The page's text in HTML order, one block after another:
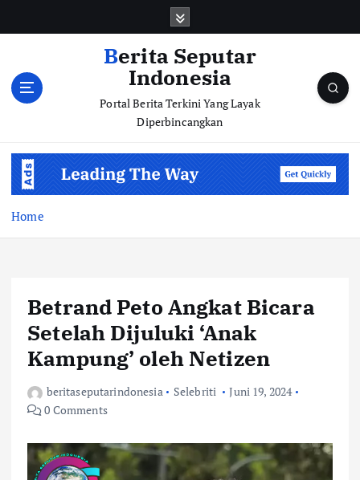
Berita Seputar
Indonesia
Portal Berita Terkini Yang Layak
Diperbincangkan
Home
Betrand Peto Angkat Bicara
Setelah Dijuluki ‘Anak
Kampung’ oleh Netizen
beritaseputarindonesia Selebriti
Juni 19, 2024
0 Comments